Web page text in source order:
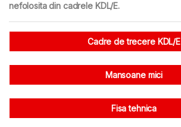
nefolosita din cadrele KDL/E.
Cadre de trecere KDL/E
Mansoane mici
Fisa tehnica